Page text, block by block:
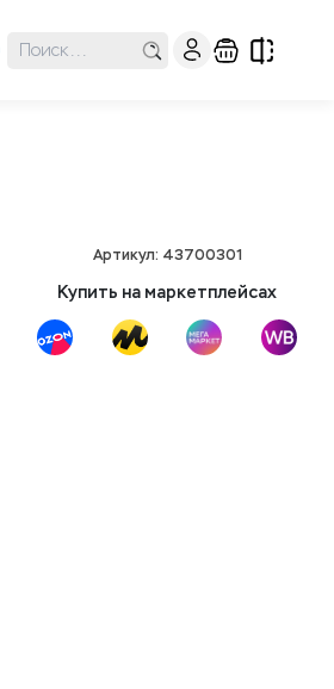
Артикул: 43700301
Купить на маркетплейсах